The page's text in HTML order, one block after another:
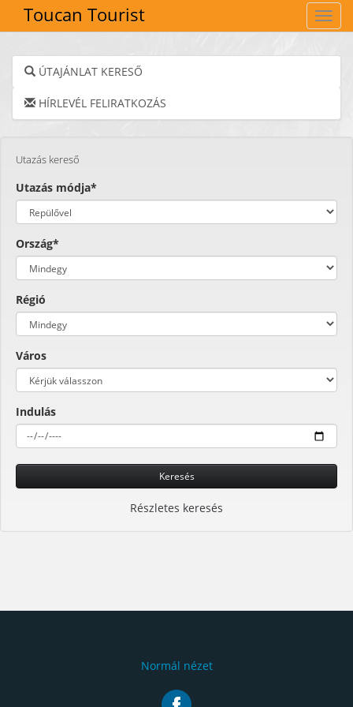
Toucan Tourist
ÚTAJÁNLAT KERESŐ
HÍRLEVÉL FELIRATKOZÁS
Utazás kereső
Utazás módja*
Ország*
Régió
Város
Indulás
Keresés
Részletes keresés
Normál nézet